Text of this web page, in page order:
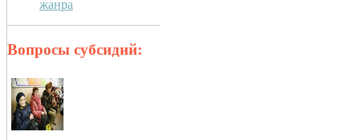
жанра
Вопросы субсидий: